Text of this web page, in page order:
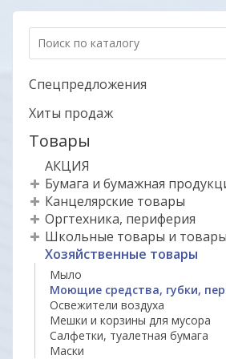
Спецпредложения
Хиты продаж
Товары
АКЦИЯ
Бумага и бумажная
Канцелярские товары
Оргтехника, периферия
Школьные товары и
Хозяйственные товары
Мыло
Моющие средства, губки,
Освежители воздуха
Мешки и корзины для мусора
Салфетки, туалетная бумага
Маски